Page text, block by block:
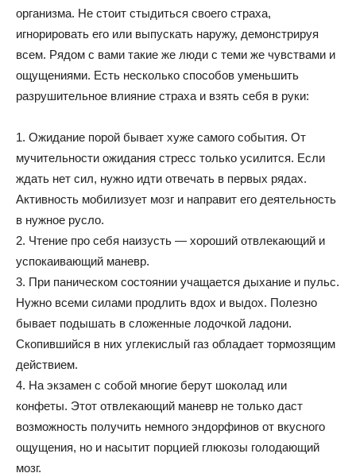
организма. Не стоит стыдиться своего страха,
игнорировать его или выпускать наружу, демонстрируя
всем. Рядом с вами такие же люди с теми же чувствами и
ощущениями. Есть несколько способов уменьшить
разрушительное влияние страха и взять себя в руки:
1. Ожидание порой бывает хуже самого события. От
мучительности ожидания стресс только усилится. Если
ждать нет сил, нужно идти отвечать в первых рядах.
Активность мобилизует мозг и направит его деятельность
в нужное русло.
2. Чтение про себя наизусть — хороший отвлекающий и
успокаивающий маневр.
3. При паническом состоянии учащается дыхание и пульс.
Нужно всеми силами продлить вдох и выдох. Полезно
бывает подышать в сложенные лодочкой ладони.
Скопившийся в них углекислый газ обладает тормозящим
действием.
4. На экзамен с собой многие берут шоколад или
конфеты. Этот отвлекающий маневр не только даст
возможность получить немного эндорфинов от вкусного
ощущения, но и насытит порцией глюкозы голодающий
мозг.